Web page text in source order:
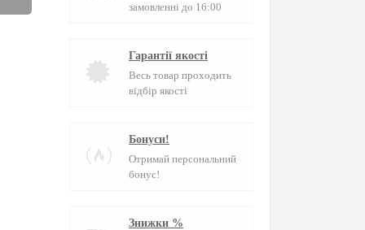
замовленні до 16:00
Гарантії якості
Весь товар проходить
відбір якості
Бонуси!
Отримай персональний
бонус!
Знижки %